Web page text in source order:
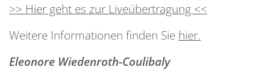
>> Hier geht es zur Liveübertragung <<
Weitere Informationen finden Sie hier.
Eleonore Wiedenroth-Coulibaly